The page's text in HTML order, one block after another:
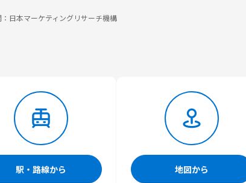
日本マーケティングリサーチ機構
駅・路線から 地図から